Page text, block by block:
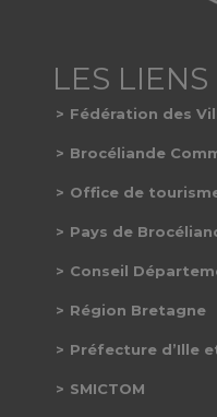
Fédération des
Brocéliande
Office de
Pays de
Conseil
Région Bretagne
Préfecture d’Ille
SMICTOM